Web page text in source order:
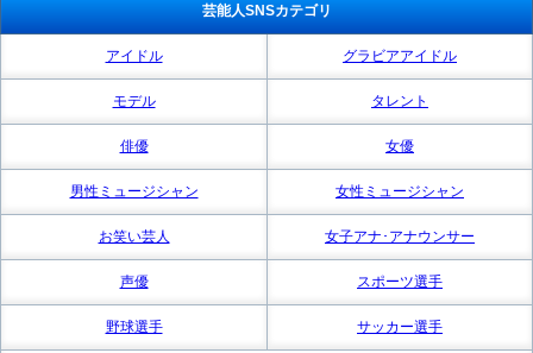
芸能人SNSカテゴリ
アイドル グラビアアイドル
モデル タレント
俳優 女優
男性ミュージシャン 女性ミュージシャン
お笑い芸人 女子アナ･アナウンサー
声優 スポーツ選手
野球選手 サッカー選手